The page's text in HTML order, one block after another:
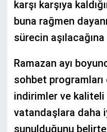
karşı karşıya
buna rağmen
sürecin
Ramazan ayı
sohbet
indirimler ve kaliteli
vatandaşlara daha
sunulduğunu